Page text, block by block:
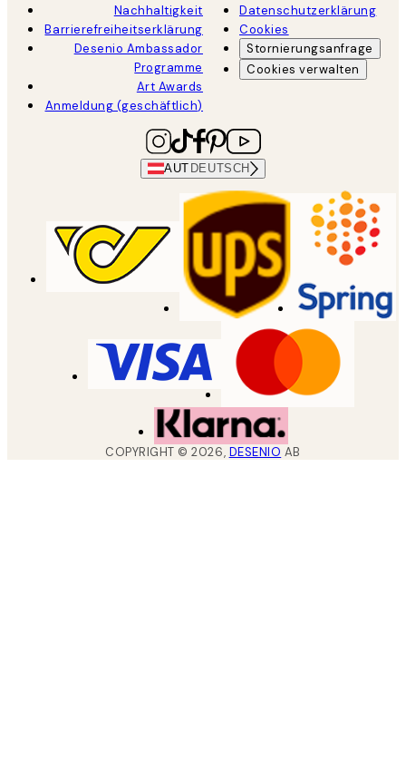
Nachhaltigkeit
Barrierefreiheitserklärung
Desenio Ambassador
Programme
Art Awards
Anmeldung (geschäftlich)
Datenschutzerklärung
Cookies
Stornierungsanfrage
Cookies verwalten
AUT DEUTSCH
COPYRIGHT ©2026, DESENIO AB